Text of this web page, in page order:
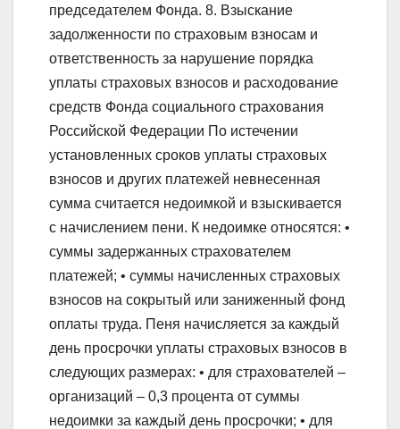
председателем Фонда. 8. Взыскание
задолженности по страховым взносам и
ответственность за нарушение порядка
уплаты страховых взносов и расходование
средств Фонда социального страхования
Российской Федерации По истечении
установленных сроков уплаты страховых
взносов и других платежей невнесенная
сумма считается недоимкой и взыскивается
с начислением пени. К недоимке относятся: •
суммы задержанных страхователем
платежей; • суммы начисленных страховых
взносов на сокрытый или заниженный фонд
оплаты труда. Пеня начисляется за каждый
день просрочки уплаты страховых взносов в
следующих размерах: • для страхователей –
организаций – 0,3 процента от суммы
недоимки за каждый день просрочки; • для